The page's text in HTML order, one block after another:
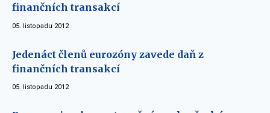
finančních transakcí
05. listopadu 2012
Jedenáct členů eurozóny zavede daň z
finančních transakcí
05. listopadu 2012